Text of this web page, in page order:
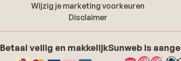
Wijzig je marketing voorkeuren
Disclaimer
Betaal veilig en makkelijkSunweb is